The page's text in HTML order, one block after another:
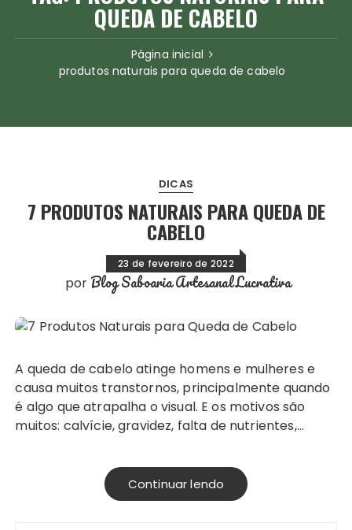
QUEDA DE CABELO
Página inicial
produtos naturais para queda de cabelo
DICAS
7 PRODUTOS NATURAIS PARA QUEDA DE
CABELO
23 de fevereiro de 2022
por Blog Saboaria Artesanal Lucrativa
A queda de cabelo atinge homens e mulheres e
causa muitos transtornos, principalmente quando
é algo que atrapalha o visual. E os motivos são
muitos: calvície, gravidez, falta de nutrientes,…
Continuar lendo